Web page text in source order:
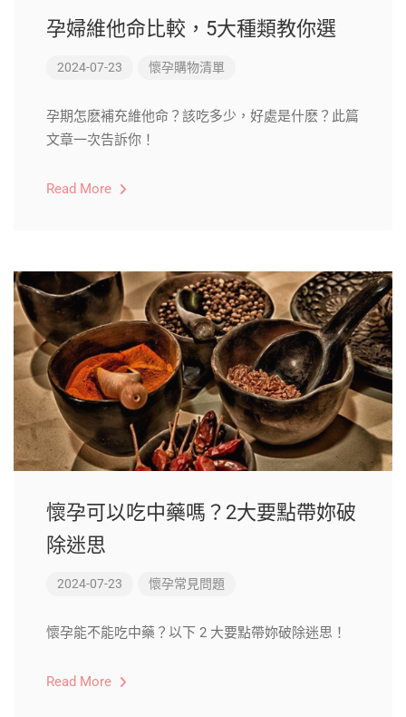
孕婦維他命比較，5大種類教你選
2024-07-23 懷孕購物清單
孕期怎麽補充維他命？該吃多少，好處是什麽？此篇
文章一次告訴你！
Read More
懷孕可以吃中藥嗎？2大要點帶妳破
除迷思
2024-07-23 懷孕常見問題
懷孕能不能吃中藥？以下 2 大要點帶妳破除迷思！
Read More